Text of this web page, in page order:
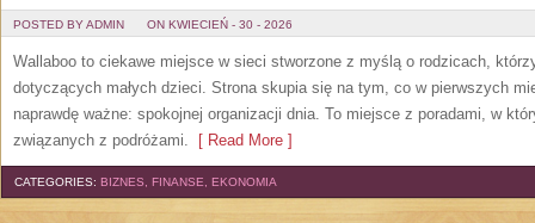
POSTED BY ADMIN ON KWIECIEŃ - 30 - 2026
Wallaboo to ciekawe miejsce w sieci stworzone z myślą o rodzicach,
dotyczących małych dzieci. Strona skupia się na tym, co w pierwszych
naprawdę ważne: spokojnej organizacji dnia. To miejsce z poradami, w
związanych z podróżami. [ Read More ]
CATEGORIES: BIZNES, FINANSE, EKONOMIA